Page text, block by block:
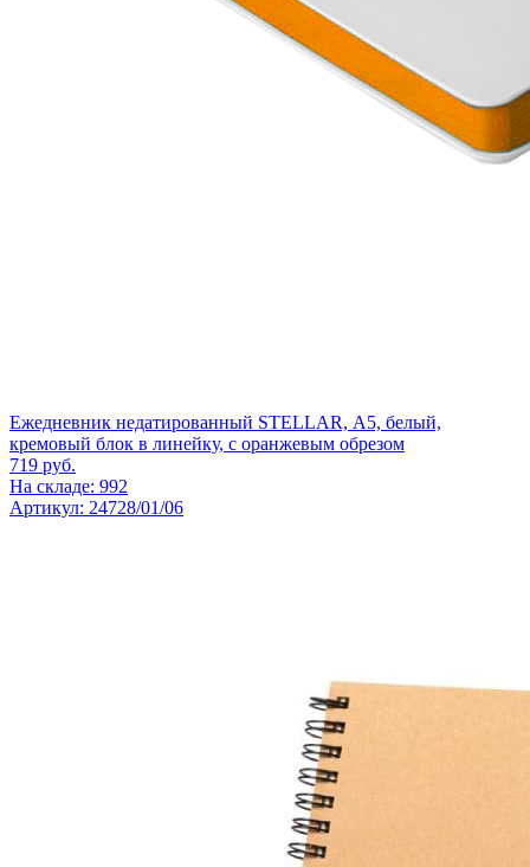
Ежедневник недатированный STELLAR, А5, белый,
кремовый блок в линейку, с оранжевым обрезом
719 руб.
На складе: 992
Артикул: 24728/01/06